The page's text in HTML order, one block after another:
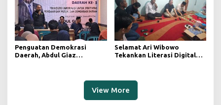
Penguatan Demokrasi
Daerah, Abdul Giaz
Selamat Ari Wibowo
Tekankan Literasi Digital
View More